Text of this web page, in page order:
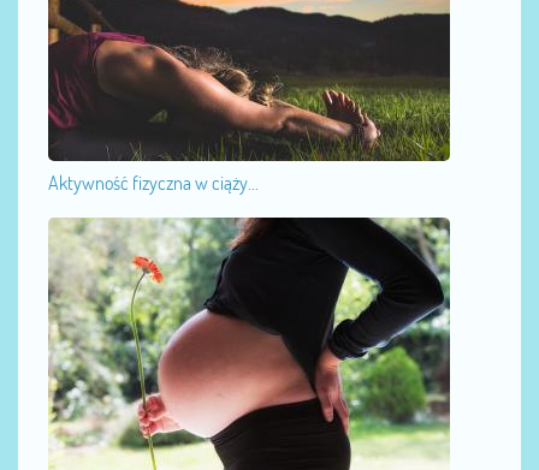
Aktywność fizyczna w ciąży...